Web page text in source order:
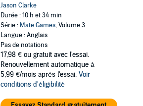
Jason Clarke
Durée : 10 h et 34 min
Série : Mate Games, Volume 3
Langue : Anglais
Pas de notations
17,98 € ou gratuit avec l'essai.
Renouvellement automatique à
5,99 €/mois après l'essai. Voir
conditions d'éligibilité